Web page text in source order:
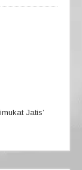
Jatis’